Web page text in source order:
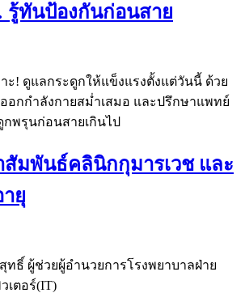
ทันป้องกันก่อนสาย
ะ! ดูแลกระดูกให้แข็งแรงตั้งแต่วันนี้ ด้วย
อกกำลังกายสม่ำเสมอ และปรึกษาแพทย์
พรุนก่อนสายเกินไป
มพันธ์คลินิกกุมารเวช และ
ยุ
ธิ์ ผู้ช่วยผู้อำนวยการโรงพยาบาลฝ่าย
เตอร์(IT)